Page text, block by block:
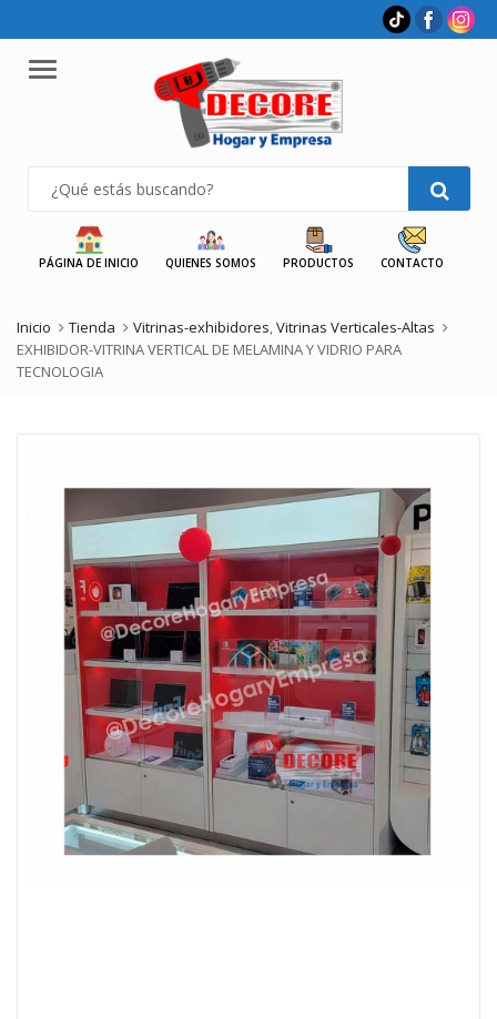
Menu
PÁGINA DE INICIO QUIENES SOMOS PRODUCTOS CONTACTO
Inicio Tienda Vitrinas-exhibidores,Vitrinas Verticales-Altas
EXHIBIDOR-VITRINA VERTICAL DE MELAMINA Y VIDRIO PARA
TECNOLOGIA